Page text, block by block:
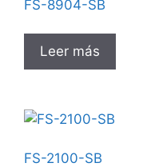
FS-8904-SB
Leer más
FS-2100-SB